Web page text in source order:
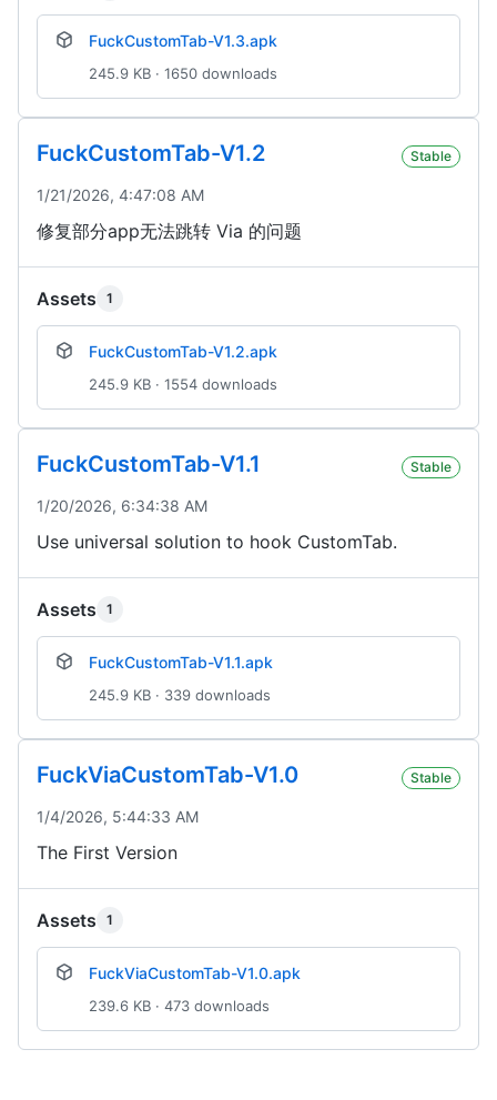
FuckCustomTab-V1.3.apk
245.9 KB · 1650 downloads
FuckCustomTab-V1.2 Stable
1/21/2026, 4:47:08 AM
修复部分app无法跳转 Via 的问题
Assets 1
FuckCustomTab-V1.2.apk
245.9 KB · 1554 downloads
FuckCustomTab-V1.1 Stable
1/20/2026, 6:34:38 AM
Use universal solution to hook CustomTab.
Assets 1
FuckCustomTab-V1.1.apk
245.9 KB · 339 downloads
FuckViaCustomTab-V1.0 Stable
1/4/2026, 5:44:33 AM
The First Version
Assets 1
FuckViaCustomTab-V1.0.apk
239.6 KB · 473 downloads